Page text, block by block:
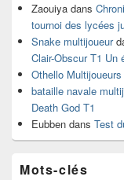
Zaouiya dans
tournoi des lycées
Snake multijoueur
Clair-Obscur T1 Un
Othello Multijoueurs
bataille navale
Death God T1
Eubben dans Test
Mots-clés